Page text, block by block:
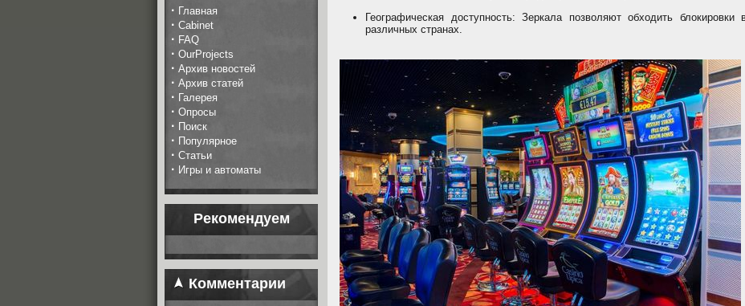
· Главная
· Cabinet
· FAQ
· OurProjects
· Архив новостей
· Архив статей
· Галерея
· Опросы
· Поиск
· Популярное
· Статьи
· Игры и автоматы
Рекомендуем
Комментарии
Географическая доступность: Зеркала позволяют обходить блокировки
различных странах.